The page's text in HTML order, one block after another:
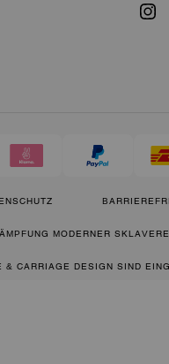
MODERNER
CARRIAGE DESIGN SIND